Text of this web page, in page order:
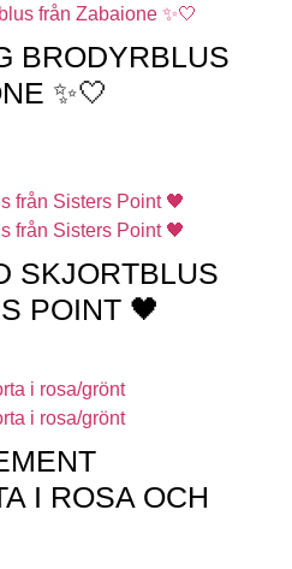
BRODYRBLUS
✨🤍
SKJORTBLUS
POINT 🖤
I ROSA OCH